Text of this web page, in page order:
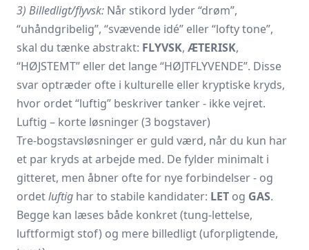
3) Billedligt/flyvsk: Når stikord lyder “drøm”,
“uhåndgribelig”, “svævende idé” eller “lofty tone”,
skal du tænke abstrakt: FLYVSK, ÆTERISK,
“HØJSTEMT” eller det lange “HØJTFLYVENDE”. Disse
svar optræder ofte i kulturelle eller kryptiske kryds,
hvor ordet “luftig” beskriver tanker - ikke vejret.
Luftig – korte løsninger (3 bogstaver)
Tre-bogstavsløsninger er guld værd, når du kun har
et par kryds at arbejde med. De fylder minimalt i
gitteret, men åbner ofte for nye forbindelser - og
ordetluftig har to stabile kandidater: LET og GAS.
Begge kan læses både konkret (tung-lettelse,
luftformigt stof) og mere billedligt (uforpligtende,